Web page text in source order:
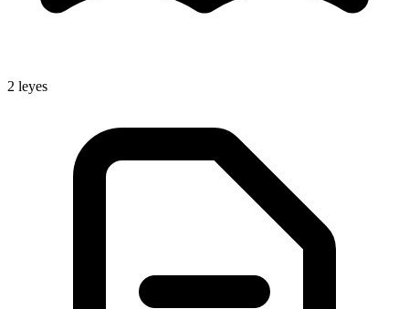
2 leyes